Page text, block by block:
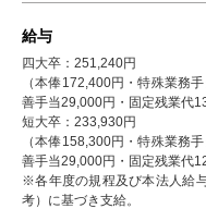
給与
四大卒：251,240円
（本俸172,400円・特殊業務
善手当29,000円・固定残業代
短大卒：233,930円
（本俸158,300円・特殊業務
善手当29,000円・固定残業代
※各年度の規程及び本法人給
考）に基づき支給。